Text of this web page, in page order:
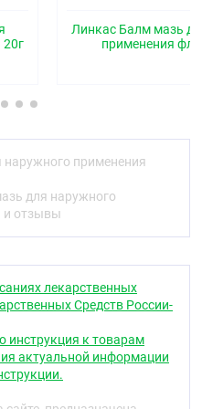
средства в составе
респираторных
кашлем с
кашлем.
к компонентам
наличие кожных
Линкас Балм мазь
применения
применения
для наружного
и отзывы
лекарственных
Средств России-
инструкция к товарам
актуальной информации